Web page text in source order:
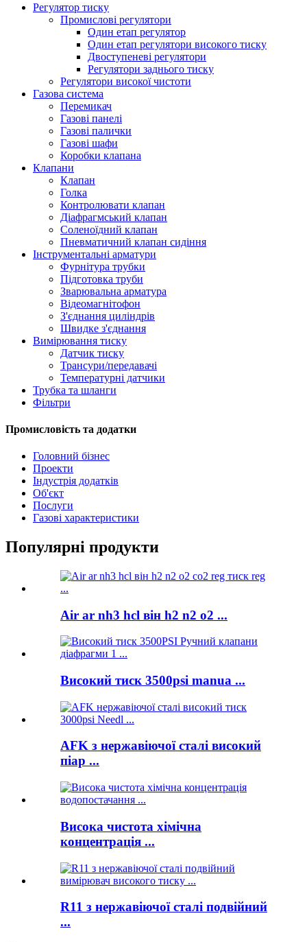
Регулятор тиску
Промислові регулятори
Один етап регулятор
Один етап регулятори високого тиску
Двоступеневі регулятори
Регулятори заднього тиску
Регулятори високої чистоти
Газова система
Перемикач
Газові панелі
Газові палички
Газові шафи
Коробки клапана
Клапани
Клапан
Голка
Контролювати клапан
Діафрагмський клапан
Соленоїдний клапан
Пневматичний клапан сидіння
Інструментальні арматури
Фурнітура трубки
Підготовка труби
Зварювальна арматура
Відеомагнітофон
З'єднання циліндрів
Швидке з'єднання
Вимірювання тиску
Датчик тиску
Трансури/передавачі
Температурні датчики
Трубка та шланги
Фільтри
Промисловість та додатки
Головний бізнес
Проекти
Індустрія додатків
Об'єкт
Послуги
Газові характеристики
Популярні продукти
Air ar nh3 hcl він h2 n2 o2 ...
Високий тиск 3500psi manua ...
AFK з нержавіючої сталі високий
піар ...
Висока чистота хімічна
концентрація ...
R11 з нержавіючої сталі подвійний
...